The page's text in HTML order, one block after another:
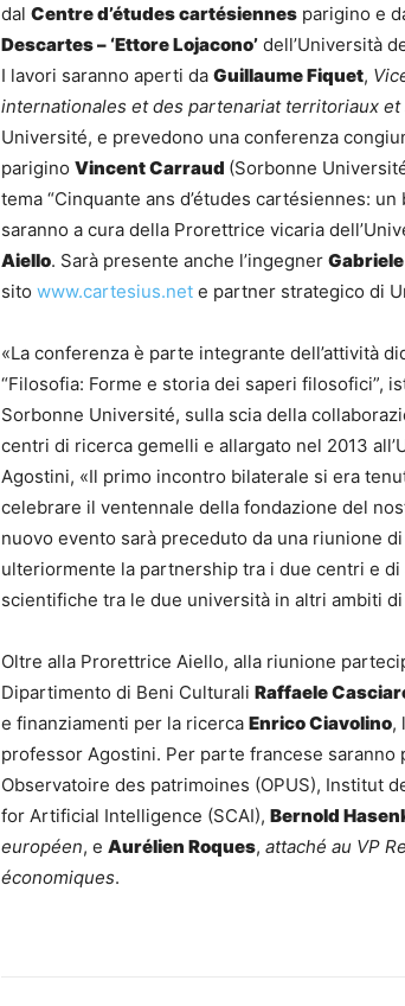
dal Centre d’études cartésiennes parigino e
Descartes – ‘Ettore Lojacono’ dell’Università
I lavori saranno aperti da Guillaume Fiquet,
internationales et des partenariat territoriaux
Université, e prevedono una conferenza
parigino Vincent Carraud (Sorbonne
tema “Cinquante ans d’études cartésiennes:
saranno a cura della Prorettrice vicaria
Aiello. Sarà presente anche l’ingegner
sito www.cartesius.net e partner strategico di
«La conferenza è parte integrante dell’attività
“Filosofia: Forme e storia dei saperi filosofici”,
Sorbonne Université, sulla scia della
centri di ricerca gemelli e allargato nel 2013
Agostini, «Il primo incontro bilaterale si era
celebrare il ventennale della fondazione del
nuovo evento sarà preceduto da una riunione
ulteriormente la partnership tra i due centri e
scientifiche tra le due università in altri ambiti
Oltre alla Prorettrice Aiello, alla riunione
Dipartimento di Beni Culturali Raffaele
e finanziamenti per la ricerca Enrico Ciavolino,
professor Agostini. Per parte francese
Observatoire des patrimoines (OPUS), Institut
for Artificial Intelligence (SCAI), Bernold
européen, e Aurélien Roques, attaché au VP
économiques.